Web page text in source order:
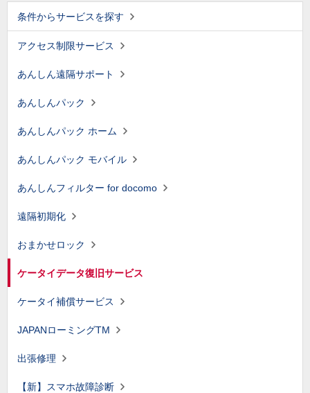
条件からサービスを探す
アクセス制限サービス
あんしん遠隔サポート
あんしんパック
あんしんパック ホーム
あんしんパック モバイル
あんしんフィルター for docomo
遠隔初期化
おまかせロック
ケータイデータ復旧サービス
ケータイ補償サービス
JAPANローミングTM
出張修理
【新】スマホ故障診断